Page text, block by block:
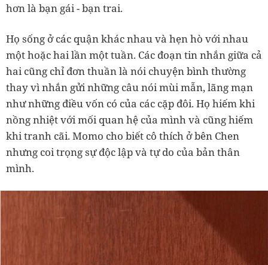
hơn là bạn gái - bạn trai.
Họ sống ở các quận khác nhau và hẹn hò với nhau
một hoặc hai lần một tuần. Các đoạn tin nhắn giữa cả
hai cũng chỉ đơn thuần là nói chuyện bình thường
thay vì nhắn gửi những câu nói mùi mẫn, lãng mạn
như những điều vốn có của các cặp đôi. Họ hiếm khi
nồng nhiệt với mối quan hệ của mình và cũng hiếm
khi tranh cãi. Momo cho biết cô thích ở bên Chen
nhưng coi trọng sự độc lập và tự do của bản thân
mình.